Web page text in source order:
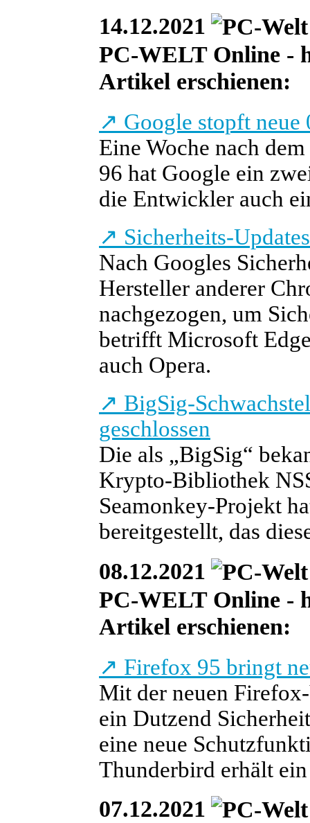
14.12.2021
PC-WELT Online -
Artikel erschienen:
↗ Google stopft
Eine Woche nach
96 hat Google ein
die Entwickler auch
↗ Sicherheits-
Nach Googles
Hersteller anderer
nachgezogen, um
betrifft Microsoft
auch Opera.
↗ BigSig-
geschlossen
Die als „BigSig“
Krypto-Bibliothek
Seamonkey-Projekt
bereitgestellt, das
08.12.2021
PC-WELT Online -
Artikel erschienen:
↗ Firefox 95 bringt
Mit der neuen
ein Dutzend
eine neue
Thunderbird erhält
07.12.2021